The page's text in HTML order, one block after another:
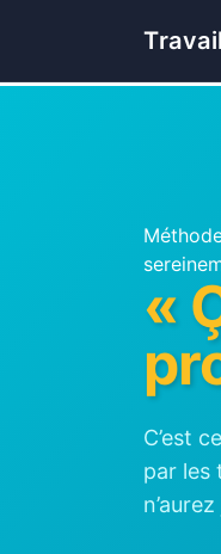
«
C’est
par les